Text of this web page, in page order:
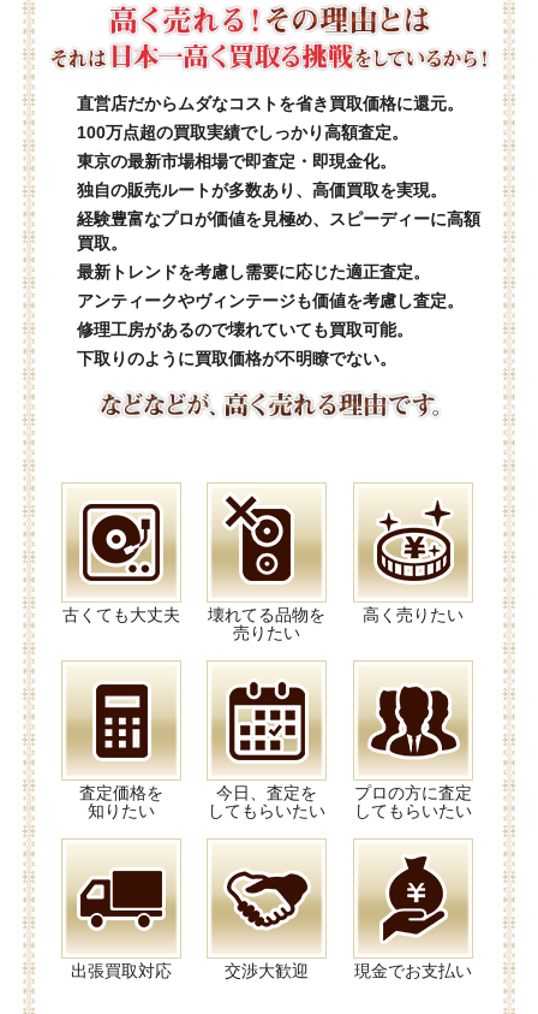
直営店だからムダなコストを省き買取価格に還元。
100万点超の買取実績でしっかり高額査定。
東京の最新市場相場で即査定・即現金化。
独自の販売ルートが多数あり、高価買取を実現。
経験豊富なプロが価値を見極め、スピーディーに高額
買取。
最新トレンドを考慮し需要に応じた適正査定。
アンティークやヴィンテージも価値を考慮し査定。
修理工房があるので壊れていても買取可能。
下取りのように買取価格が不明瞭でない。
古くても大丈夫
壊れてる品物を
売りたい
高く売りたい
査定価格を
知りたい
今日、査定を
してもらいたい
プロの方に査定
してもらいたい
出張買取対応 交渉大歓迎 現金でお支払い